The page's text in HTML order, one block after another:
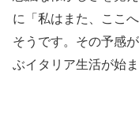
に「私はまた、ここ
そうです。その予感
ぶイタリア生活が始ま